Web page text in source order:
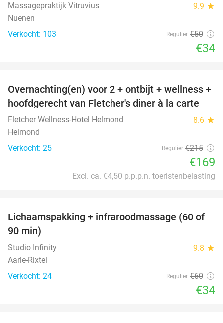
Massagepraktijk Vitruvius 9.9 star
Nuenen
Verkocht: 103
Regulier €50
€34
21%
Overnachting(en) voor 2 + ontbijt + wellness +
hoofdgerecht van Fletcher's diner à la carte
Fletcher Wellness-Hotel Helmond 8.6 star
Helmond
Verkocht: 25
Regulier €215
€169
Excl. ca. €4,50 p.p.p.n. toeristenbelasting
43%
Lichaamspakking + infraroodmassage (60 of
90 min)
Studio Infinity 9.8 star
Aarle-Rixtel
Verkocht: 24
Regulier €60
€34